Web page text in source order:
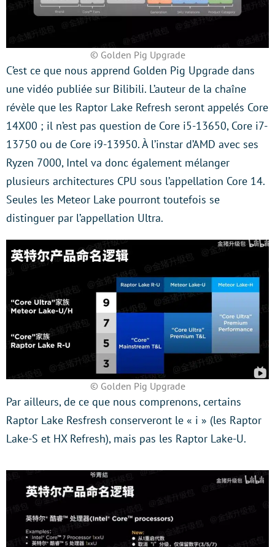
© Golden Pig Upgrade
C’est ce que nous apprend Golden Pig Upgrade dans
une vidéo publiée sur Bilibili. L’auteur de la chaîne
révèle que les Raptor Lake Refresh seront appelés Core
14X00 ; il n’est pas question de Core i5-13650, Core i7-
13750 ou de Core i9-13950. À l’instar d’AMD avec ses
Ryzen 7000, Intel va donc également mélanger
plusieurs architectures CPU sous l’appellation Core 14.
Seules les Meteor Lake pourront toutefois se
distinguer par l’appellation Ultra.
© Golden Pig Upgrade
Par ailleurs, de ce que nous comprenons, certains
Raptor Lake Resfresh conserveront le « i » (les Raptor
Lake-S et HX Refresh), mais pas les Raptor Lake-U.